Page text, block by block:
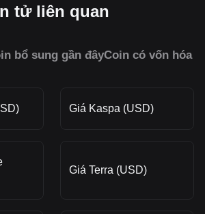
tử liên quan
bổ sung gần đâyCoin có vốn hóa
Giá Kaspa (USD)
Giá Terra (USD)